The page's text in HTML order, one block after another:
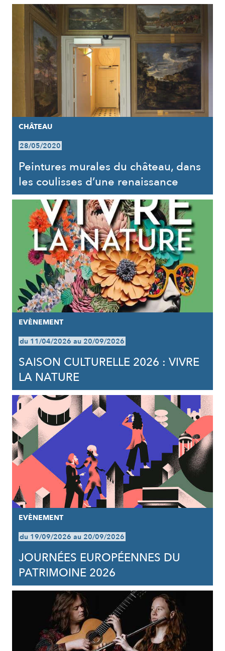
CHÂTEAU
28/05/2020
Peintures murales du château, dans
les coulisses d’une renaissance
EVÈNEMENT
du 11/04/2026 au 20/09/2026
SAISON CULTURELLE 2026 : VIVRE
LA NATURE
EVÈNEMENT
du 19/09/2026 au 20/09/2026
JOURNÉES EUROPÉENNES DU
PATRIMOINE 2026